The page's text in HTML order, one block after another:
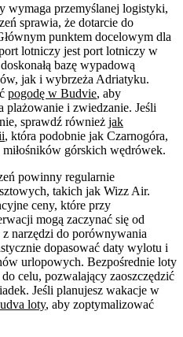
wymaga przemyślanej logistyki,
sprawia, że dotarcie do
punktem docelowym dla
lotniczy jest port lotniczy w
bazę wypadową
jak i wybrzeża Adriatyku.
pogodę w Budvie, aby
plażowanie i zwiedzanie. Jeśli
sprawdź również jak
, która podobnie jak Czarnogóra,
górskich wędrówek.
powinny regularnie
takich jak Wizz Air.
ceny, które przy
mogą zaczynać się od
narzędzi do porównywania
dopasować daty wylotu i
urlopowych. Bezpośrednie loty
celu, pozwalający zaoszczędzić
Jeśli planujesz wakacje w
loty, aby zoptymalizować